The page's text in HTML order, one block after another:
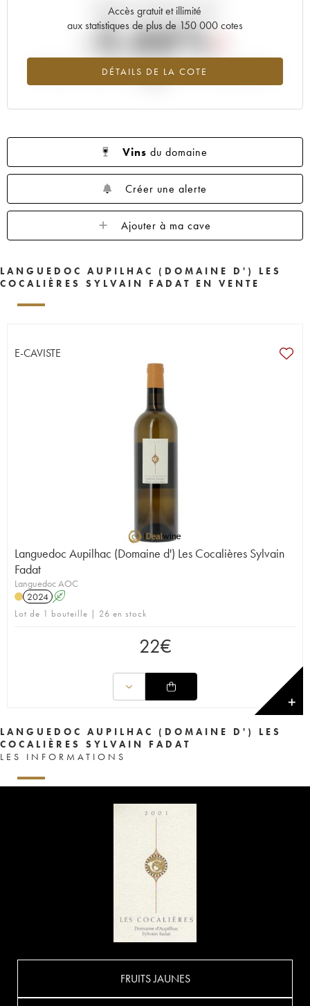
Accès gratuit et illimité
aux statistiques de plus de 150 000 cotes
DÉTAILS DE LA COTE
Tendance actuelle de la cote
-5.66%
Tendance à la baisse du millésime 2003 en 2026 par rapport à
Vins du domaine
Créer une alerte
Ajouter à ma cave
LANGUEDOC AUPILHAC (DOMAINE D') LES
COCALIÈRES SYLVAIN FADAT EN VENTE
E-CAVISTE
Languedoc Aupilhac (Domaine d') Les Cocalières Sylvain
Fadat
Languedoc AOC
2024 A
Lot de 1 bouteille | 26 en stock
22€
✕
LANGUEDOC AUPILHAC (DOMAINE D') LES
COCALIÈRES SYLVAIN FADAT
LES INFORMATIONS
FRUITS JAUNES